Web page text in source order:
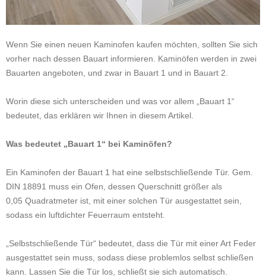
Wenn Sie einen neuen Kaminofen kaufen möchten, sollten Sie sich
vorher nach dessen Bauart informieren. Kaminöfen werden in zwei
Bauarten angeboten, und zwar in Bauart 1 und in Bauart 2.
Worin diese sich unterscheiden und was vor allem „Bauart 1“
bedeutet, das erklären wir Ihnen in diesem Artikel.
Was bedeutet „Bauart 1“ bei Kaminöfen?
Ein Kaminofen der Bauart 1 hat eine selbstschließende Tür. Gem.
DIN 18891 muss ein Ofen, dessen Querschnitt größer als
0,05 Quadratmeter ist, mit einer solchen Tür ausgestattet sein,
sodass ein luftdichter Feuerraum entsteht.
„Selbstschließende Tür“ bedeutet, dass die Tür mit einer Art Feder
ausgestattet sein muss, sodass diese problemlos selbst schließen
kann. Lassen Sie die Tür los, schließt sie sich automatisch.